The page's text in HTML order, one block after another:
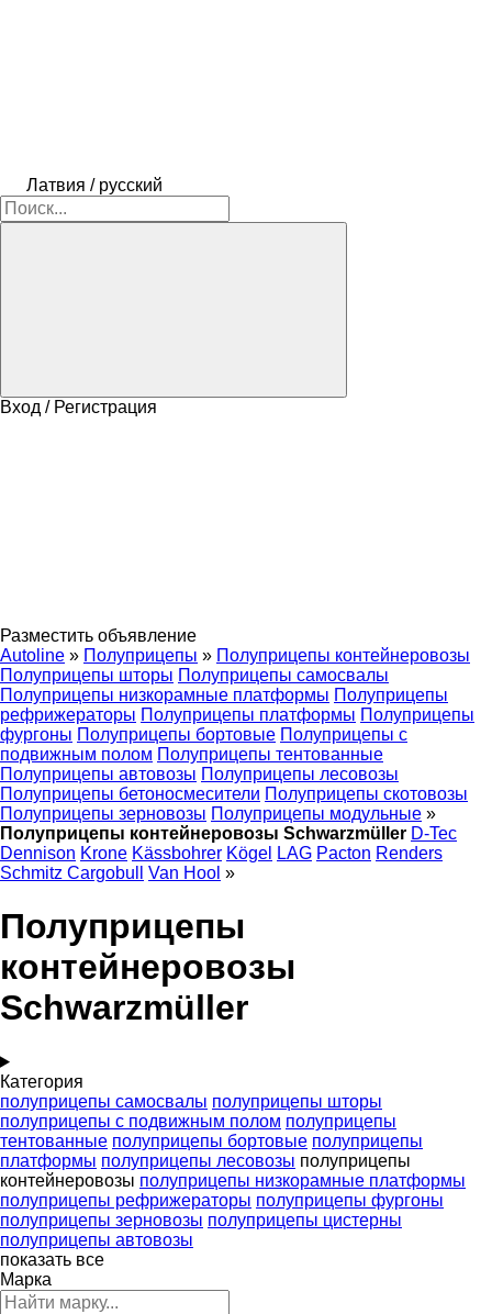
Латвия / русский
Вход / Регистрация
Разместить объявление
Autoline » Полуприцепы » Полуприцепы контейнеровозы
Полуприцепы шторы Полуприцепы самосвалы
Полуприцепы низкорамные платформы Полуприцепы
рефрижераторы Полуприцепы платформы Полуприцепы
фургоны Полуприцепы бортовые Полуприцепы с
подвижным полом Полуприцепы тентованные
Полуприцепы автовозы Полуприцепы лесовозы
Полуприцепы бетоносмесители Полуприцепы скотовозы
Полуприцепы зерновозы Полуприцепы модульные »
Полуприцепы контейнеровозы Schwarzmüller D-Tec
Dennison Krone Kässbohrer Kögel LAG Pacton Renders
Schmitz Cargobull
Van Hool »
Полуприцепы
контейнеровозы
Schwarzmüller
Категория
полуприцепы самосвалы полуприцепы шторы
полуприцепы с подвижным полом полуприцепы
тентованные полуприцепы бортовые полуприцепы
платформы полуприцепы лесовозы полуприцепы
контейнеровозы полуприцепы низкорамные платформы
полуприцепы рефрижераторы полуприцепы фургоны
полуприцепы зерновозы полуприцепы цистерны
полуприцепы автовозы
показать все
Марка